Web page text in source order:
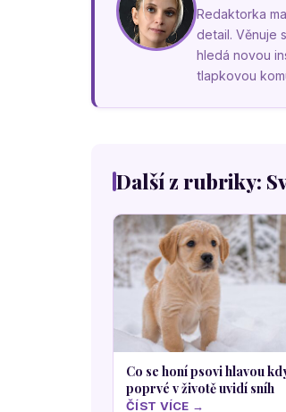
Redaktorka
detail. Věnuje
hledá novou
tlapkovou
Další z rubriky:
Co se honí psovi hlavou
poprvé v životě uvidí sníh
ČÍST VÍCE →